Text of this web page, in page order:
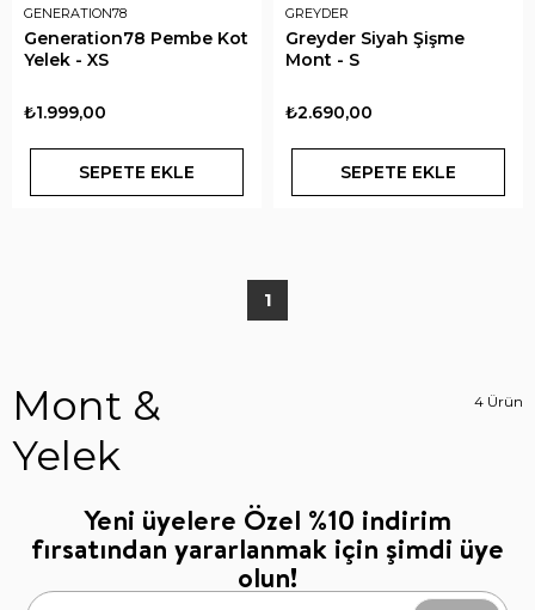
GENERATION78
Generation78 Pembe Kot
Yelek - XS
₺1.999,00
SEPETE EKLE
GREYDER
Greyder Siyah Şişme
Mont - S
₺2.690,00
SEPETE EKLE
1
Mont &
Yelek
4 Ürün
Yeni üyelere Özel %10 indirim
fırsatından yararlanmak için şimdi üye
olun!